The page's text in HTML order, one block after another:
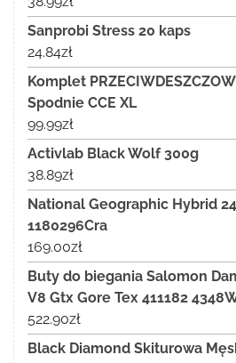
Sanprobi Stress 20 kaps
24.84zł
Komplet
Spodnie CCE XL
99.99zł
Activlab Black Wolf 300g
38.89zł
National Geographic Hybrid
1180296Cra
169.00zł
Buty do biegania Salomon
V8 Gtx Gore Tex 411182
522.90zł
Black Diamond Skiturowa